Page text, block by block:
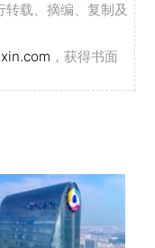
载、摘编、复制及
，获得书面